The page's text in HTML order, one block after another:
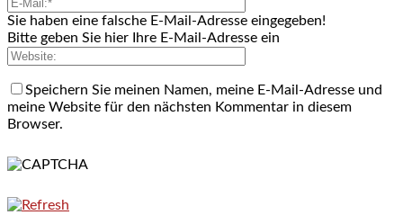
Sie haben eine falsche E-Mail-Adresse eingegeben!
Bitte geben Sie hier Ihre E-Mail-Adresse ein
Speichern Sie meinen Namen, meine E-Mail-Adresse und
meine Website für den nächsten Kommentar in diesem
Browser.